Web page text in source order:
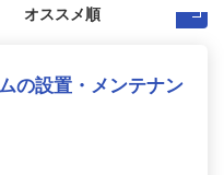
の設置・メンテナン